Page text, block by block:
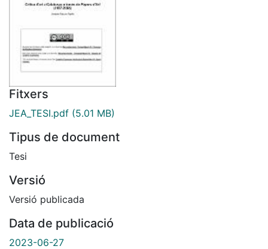
Fitxers
JEA_TESI.pdf (5.01 MB)
Tipus de document
Tesi
Versió
Versió publicada
Data de publicació
2023-06-27